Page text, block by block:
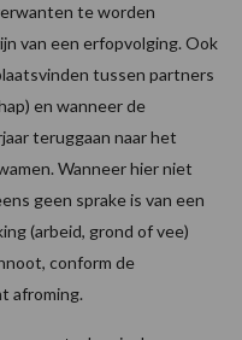
te worden
van een erfopvolging. Ook
tussen partners
en wanneer de
teruggaan naar het
Wanneer hier niet
geen sprake is van een
(arbeid, grond of vee)
conform de
afroming.